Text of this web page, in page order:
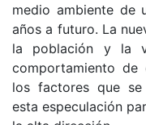
medio ambiente de
años a futuro. La
la población y la
comportamiento de
los factores que
esta especulación